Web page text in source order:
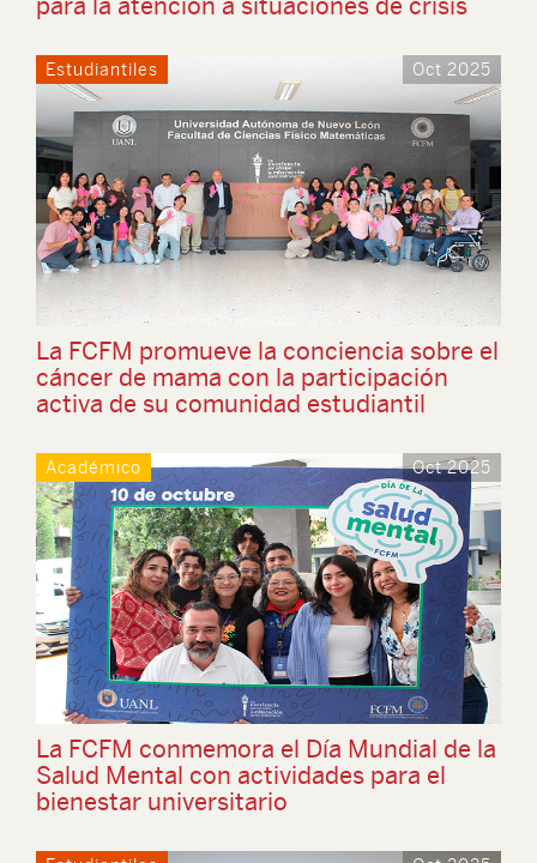
Estudiantiles Oct 2025
La FCFM promueve la conciencia sobre el
cáncer de mama con la participación
activa de su comunidad estudiantil
Académico Oct 2025
La FCFM conmemora el Día Mundial de la
Salud Mental con actividades para el
bienestar universitario